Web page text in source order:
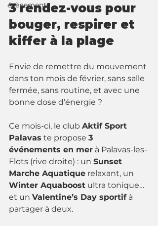
évènements
3 rendez-vous pour
bouger, respirer et
kiffer à la plage
Envie de remettre du mouvement
dans ton mois de février, sans salle
fermée, sans routine, et avec une
bonne dose d’énergie ?
Ce mois-ci, le club Aktif Sport
Palavas te propose 3
événements en mer à Palavas-les-
Flots (rive droite) : un Sunset
Marche Aquatique relaxant, un
Winter Aquaboost ultra tonique…
et un Valentine’s Day sportif à
partager à deux.